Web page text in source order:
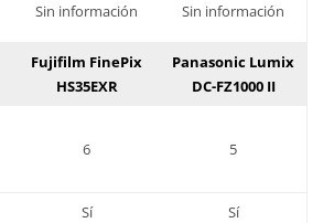
Sin información Sin información
Fujifilm FinePix
HS35EXR
Panasonic Lumix
DC-FZ1000 II
6 5
Sí
Sí